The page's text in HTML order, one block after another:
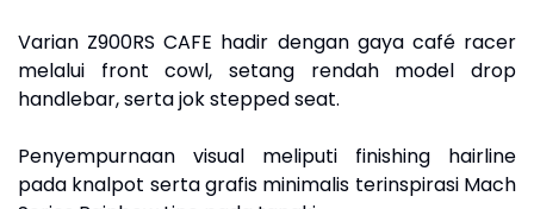
Varian Z900RS CAFE hadir dengan gaya café racer
melalui front cowl, setang rendah model drop
handlebar, serta jok stepped seat.
Penyempurnaan visual meliputi finishing hairline
pada knalpot serta grafis minimalis terinspirasi Mach